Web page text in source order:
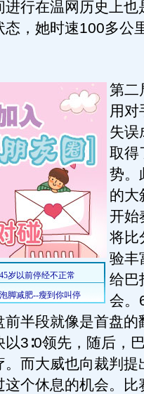
行在温网历史上也
，她时速100多公
第二
用对
失误
取得
势。
的大
开始
将比
验丰
给巴
会。
半段就像是首盘的
3∶0领先，随后，
而大威也向裁判提
个休息的机会。比